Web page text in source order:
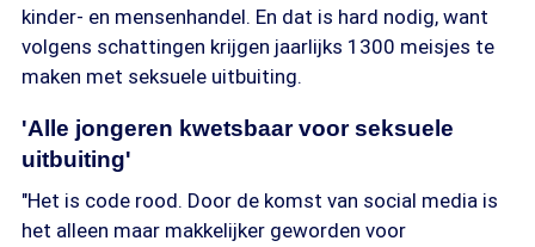
kinder- en mensenhandel. En dat is hard nodig, want
volgens schattingen krijgen jaarlijks 1300 meisjes te
maken met seksuele uitbuiting.
'Alle jongeren kwetsbaar voor seksuele
uitbuiting'
"Het is code rood. Door de komst van social media is
het alleen maar makkelijker geworden voor